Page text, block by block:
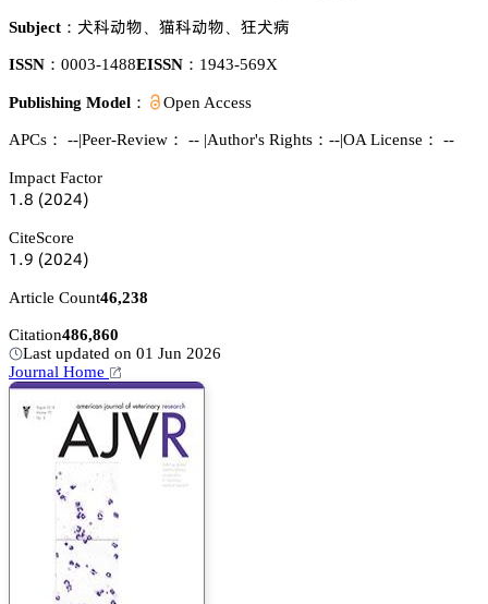
Subject： 樍涛鿞醑 䀣涛鿞醑 酊樍緺
ISSN： 0003-1488EISSN： 1943-569X
Publishing Model： Open Access
APCs： --|Peer-Review： -- |Author's Rights：--|OA License： --
Impact Factor
声.躭 (缗蔡缗鋺)
CiteScore
声.䟕 (缗蔡缗鋺)
Article Count46,238
Citation486,860
Last updated on 01 Jun 2026
Journal Home